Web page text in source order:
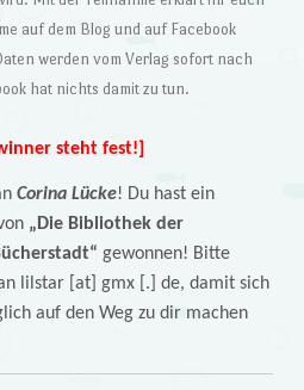
auf dem Blog und auf Facebook
werden vom Verlag sofort nach
hat nichts damit zu tun.
steht fest!]
Corina Lücke! Du hast ein
„Die Bibliothek der
gewonnen! Bitte
lilstar [at] gmx [.] de, damit sich
auf den Weg zu dir machen